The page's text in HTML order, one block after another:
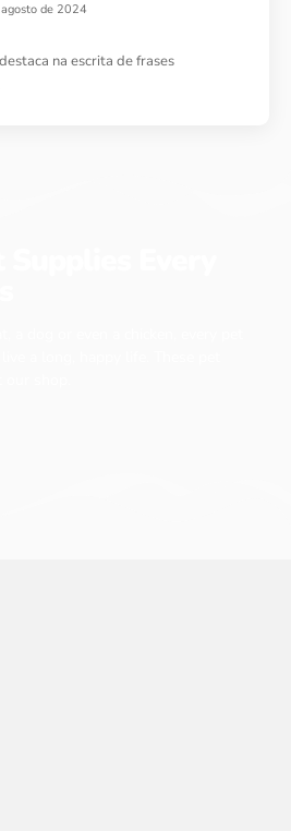
de 2024
na escrita de frases